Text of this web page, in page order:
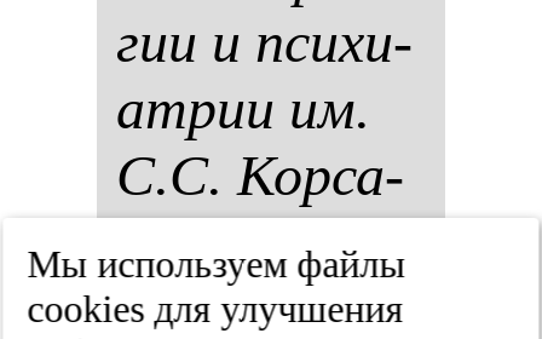
гии и пси­хи­
ат­рии им.
С.С. Кор­са­
ко­ва. Спец­
вы­пус­ки.
Мы используем файлы
cооkies для улучшения